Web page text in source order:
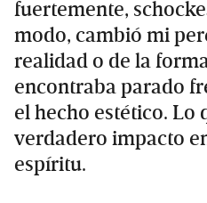
fuertemente,
modo, cambió mi
realidad o de la
encontraba parado
el hecho estético. Lo
verdadero impacto
espíritu.